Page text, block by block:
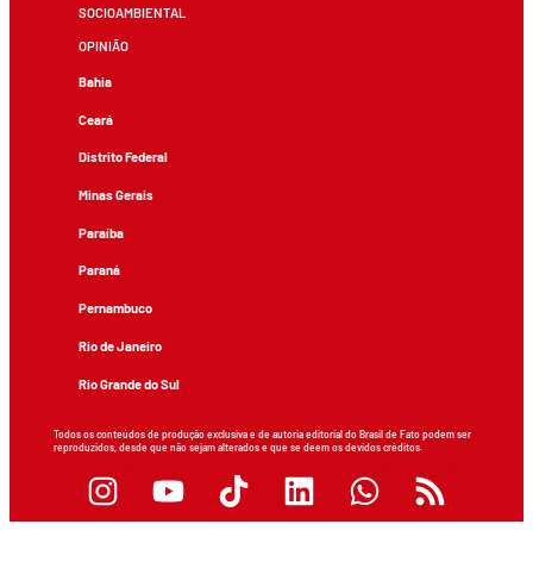
SOCIOAMBIENTAL
OPINIÃO
Bahia
Ceará
Distrito Federal
Minas Gerais
Paraíba
Paraná
Pernambuco
Rio de Janeiro
Rio Grande do Sul
Todos os conteúdos de produção exclusiva e de autoria editorial do Brasil de Fato podem ser
reproduzidos, desde que não sejam alterados e que se deem os devidos créditos.